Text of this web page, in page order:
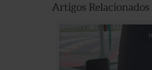
Artigos Relacionados